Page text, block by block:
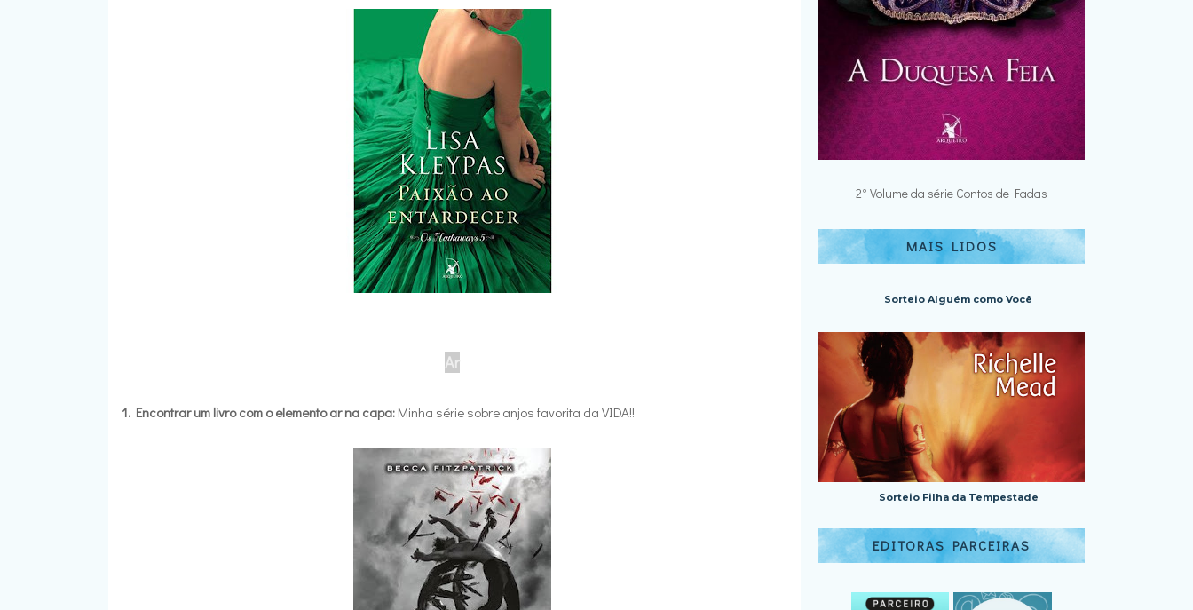
Ar
1. Encontrar um livro com o elemento ar na capa: Minha série sobre anjos favorita da VIDA!!
2º Volume da série Contos de Fadas
MAIS LIDOS
Sorteio Alguém como Você
Sorteio Filha da Tempestade
EDITORAS PARCEIRAS